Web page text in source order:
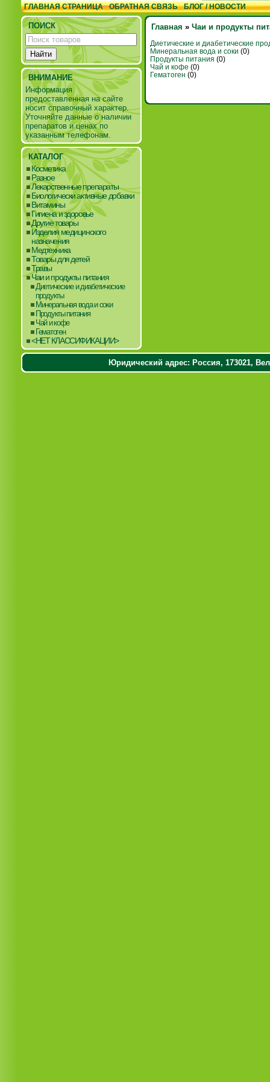
ГЛАВНАЯ СТРАНИЦА ОБРАТНАЯ СВЯЗЬ БЛОГ / НОВОСТИ
ПОИСК
ВНИМАНИЕ
Информация
предоставленная на сайте
носит справочный характер.
Уточняйте данные о наличии
препаратов и ценах по
указанным телефонам.
КАТАЛОГ
Косметика
Разное
Лекарственные препараты
Биологически активные добавки
Витамины
Гигиена и здоровье
Другие товары
Изделия медицинского
назначения
Медтехника
Товары для детей
Травы
Чаи и продукты питания
Диетические и диабетические
продукты
Минеральная вода и соки
Продукты питания
Чай и кофе
Гематоген
<НЕТ КЛАССИФИКАЦИИ>
Главная » Чаи и продукты
Диетические и диабетические
Минеральная вода и соки (0)
Продукты питания (0)
Чай и кофе (0)
Гематоген (0)
Юридический адрес: Россия, 173021,